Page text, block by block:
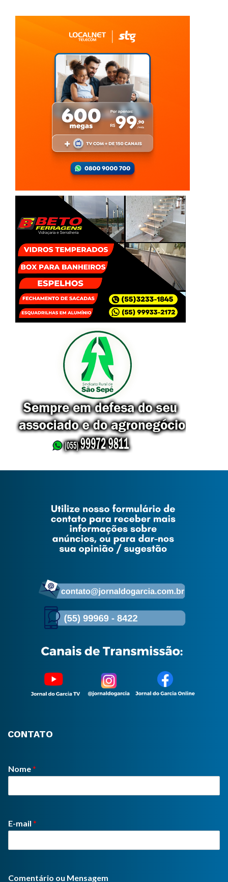
CONTATO
Nome*
E-mail *
Comentário ou Mensagem